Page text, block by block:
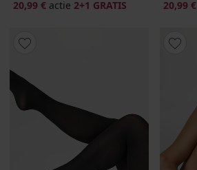
20,99 € actie 2+1 GRATIS
20,99 €